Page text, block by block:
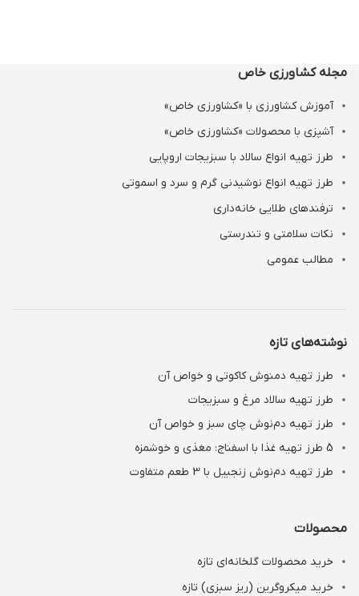
مجله کشاورزی خاص
آموزش کشاورزی با «کشاورزی خاص»
آشپزی با محصولات «کشاورزی خاص»
طرز تهیه انواع سالاد با سبزیجات اروپایی
طرز تهیه انواع نوشیدنی‌ گرم و سرد و اسموتی
ترفندهای طلایی خانه‌داری
نکات سلامتی و تندرستی
مطالب عمومی
نوشته‌های تازه
طرز تهیه دمنوش کاکوتی و خواص آن
طرز تهیه سالاد مرغ و سبزیجات
طرز تهیه دم‌نوش چای سبز و خواص آن
5 طرز تهیه غذا با اسفناج: مغذی و خوشمزه
طرز تهیه دم‌نوش زنجبیل با 3 طعم متفاوت
محصولات
خرید محصولات گلخانه‌ای تازه
خرید میکروگرین (ریز سبزی) تازه